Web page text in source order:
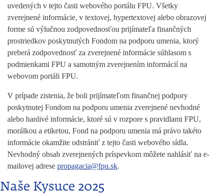
uvedených v tejto časti webového portálu FPU. Všetky
zverejnené informácie, v textovej, hypertextovej alebo obrazovej
forme sú výlučnou zodpovednosťou prijímateľa finančných
prostriedkov poskytnutých Fondom na podporu umenia, ktorý
preberá zodpovednosť za zverejnené informácie súhlasom s
podmienkami FPU a samotným zverejnením informácií na
webovom portáli FPU.
V prípade zistenia, že boli prijímateľom finančnej podpory
poskytnutej Fondom na podporu umenia zverejnené nevhodné
alebo hanlivé informácie, ktoré sú v rozpore s pravidlami FPU,
morálkou a etiketou, Fond na podporu umenia má právo takéto
informácie okamžite odstrániť z tejto časti webového sídla.
Nevhodný obsah zverejnených príspevkom môžete nahlásiť na e-
mailovej adrese propagacia@fpu.sk.
Naše Kysuce 2025